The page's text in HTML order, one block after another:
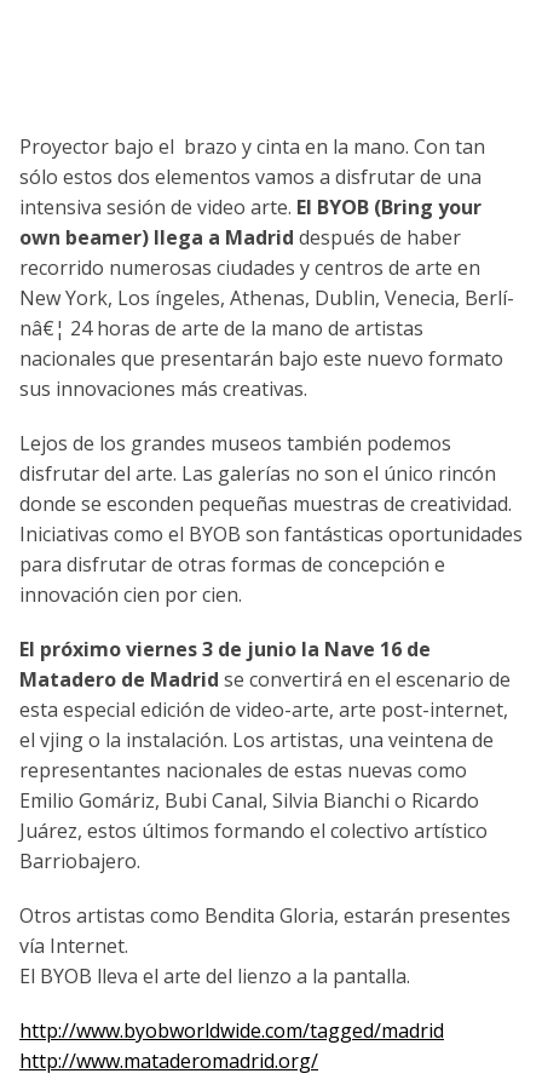
Proyector bajo el brazo y cinta en la mano. Con tan
sólo estos dos elementos vamos a disfrutar de una
intensiva sesión de video arte. El BYOB (Bring your
own beamer) llega a Madrid después de haber
recorrido numerosas ciudades y centros de arte en
New York, Los íngeles, Athenas, Dublin, Venecia, Berlí­
nâ€¦ 24 horas de arte de la mano de artistas
nacionales que presentarán bajo este nuevo formato
sus innovaciones más creativas.
Lejos de los grandes museos también podemos
disfrutar del arte. Las galerí­as no son el único rincón
donde se esconden pequeñas muestras de creatividad.
Iniciativas como el BYOB son fantásticas oportunidades
para disfrutar de otras formas de concepción e
innovación cien por cien.
El próximo viernes 3 de junio la Nave 16 de
Matadero de Madrid se convertirá en el escenario de
esta especial edición de video-arte, arte post-internet,
el vjing o la instalación. Los artistas, una veintena de
representantes nacionales de estas nuevas como
Emilio Gomáriz, Bubi Canal, Silvia Bianchi o Ricardo
Juárez, estos últimos formando el colectivo artí­stico
Barriobajero.
Otros artistas como Bendita Gloria, estarán presentes
ví­a Internet.
El BYOB lleva el arte del lienzo a la pantalla.
http://www.byobworldwide.com/tagged/madrid
http://www.mataderomadrid.org/